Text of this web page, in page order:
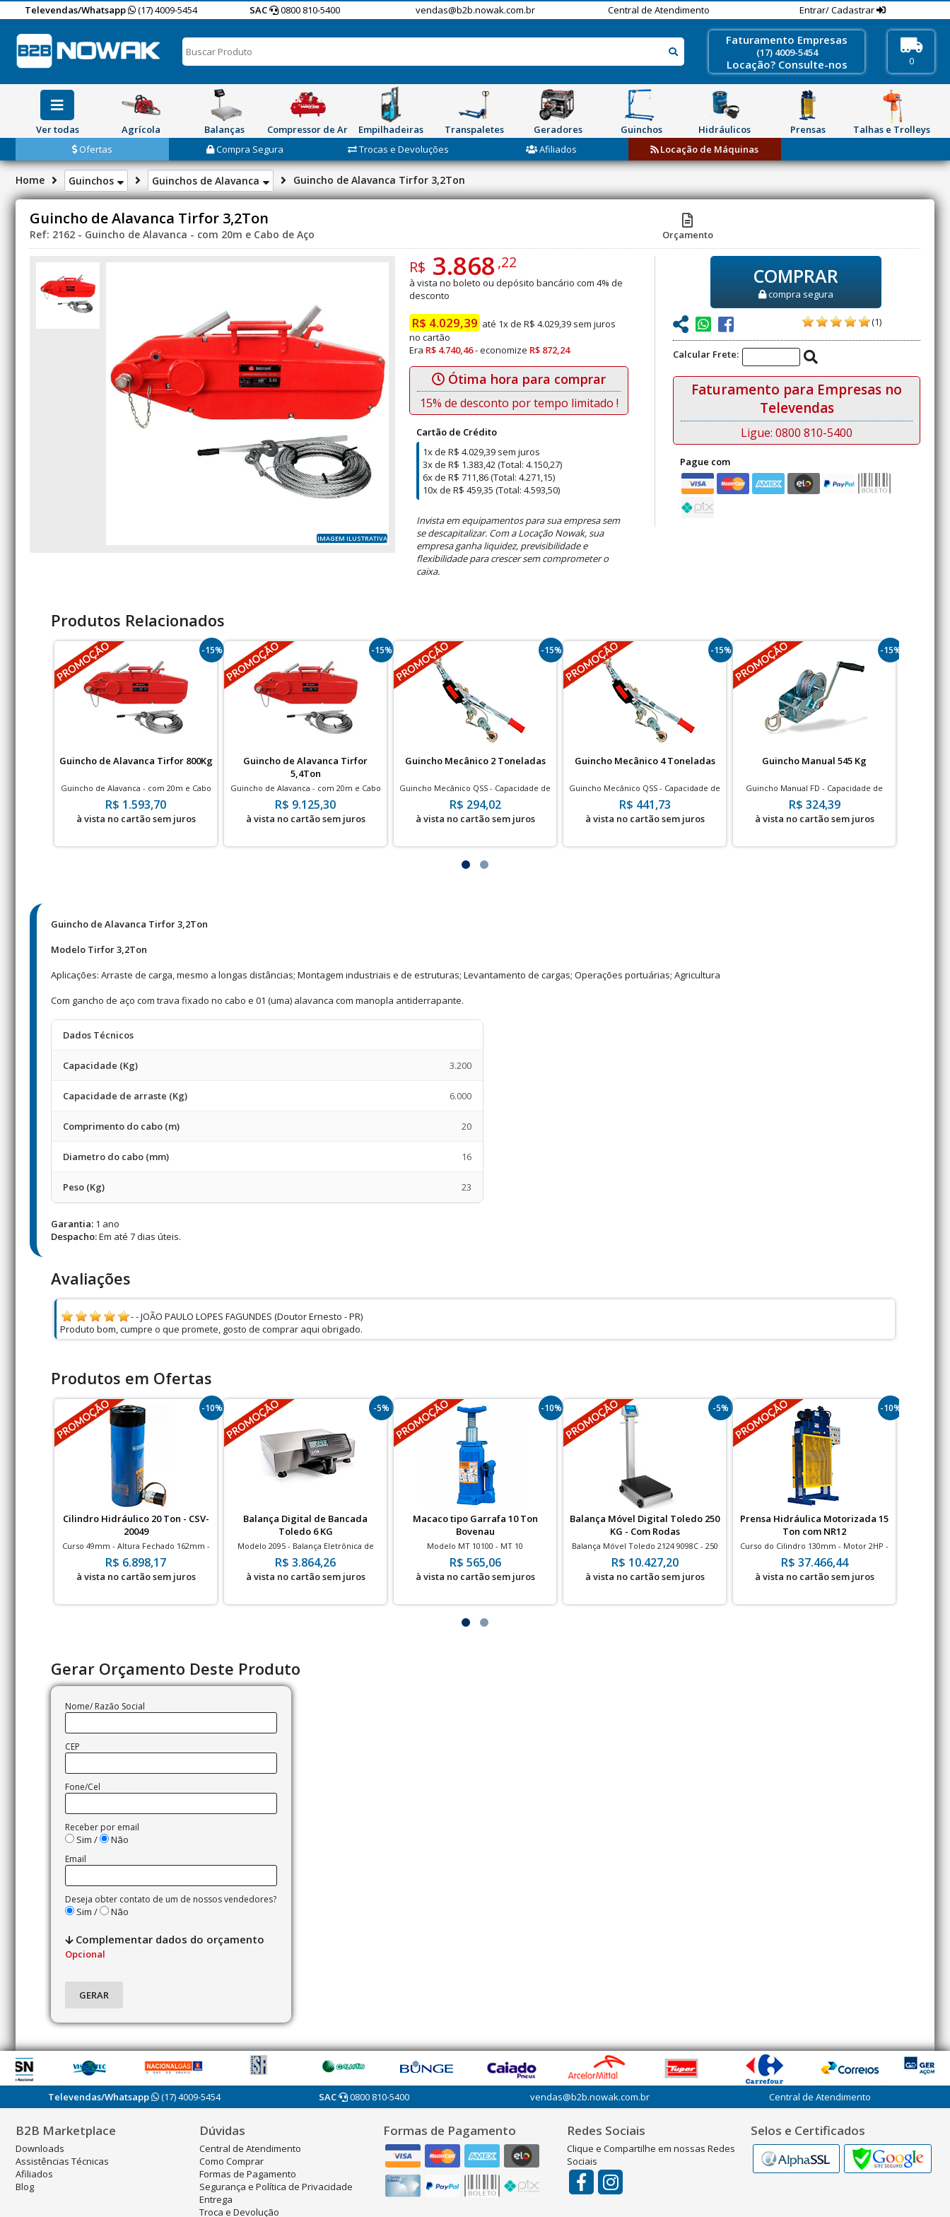
Televendas/Whatsapp (17) 4009-5454 SAC 0800 810-5400 vendas@b2b.nowak.com.br Central de Atendimento Entrar/ Cadastrar
Faturamento Empresas
(17) 4009-5454
Locação? Consulte-nos 0
Ver todas Agrícola Balanças Compressor de Ar Empilhadeiras Transpaletes Geradores Guinchos Hidráulicos Prensas
Talhas e Trolleys
Ofertas
Compra Segura Trocas e Devoluções Afiliados Locação de Máquinas
Home Guinchos Guinchos de Alavanca Guincho de Alavanca Tirfor 3,2Ton
Guincho de Alavanca Tirfor 3,2Ton
Ref: 2162 - Guincho de Alavanca - com 20m e Cabo de Aço Orçamento
IMAGEM ILUSTRATIVA
R$ 3.868,22
à vista no boleto ou depósito bancário com 4% de
desconto
R$ 4.029,39 até 1x de R$ 4.029,39 sem juros
no cartão
Era R$ 4.740,46- economize R$ 872,24
Ótima hora para comprar
15% de desconto por tempo limitado !
Cartão de Crédito
1x de R$ 4.029,39 sem juros
3x de R$ 1.383,42 (Total: 4.150,27)
6x de R$ 711,86 (Total: 4.271,15)
10x de R$ 459,35 (Total: 4.593,50)
Invista em equipamentos para sua empresa sem
se descapitalizar. Com a Locação Nowak, sua
empresa ganha liquidez, previsibilidade e
flexibilidade para crescer sem comprometer o
caixa.
COMPRAR
compra segura
(1)
Calcular Frete:
Faturamento para Empresas no
Televendas
Ligue: 0800 810-5400
Pague com
Produtos Relacionados
-15%
Guincho de Alavanca Tirfor 800Kg
Guincho de Alavanca - com 20m e Cabo
de Aço
R$ 1.593,70
à vista no cartão sem juros
-15%
Guincho de Alavanca Tirfor
5,4Ton
Guincho de Alavanca - com 20m e Cabo
de Aço
R$ 9.125,30
à vista no cartão sem juros
-15%
Guincho Mecânico 2 Toneladas
Guincho Mecânico QSS - Capacidade de
Içamento 9.8 kN
R$ 294,02
à vista no cartão sem juros
-15%
Guincho Mecânico 4 Toneladas
Guincho Mecânico QSS - Capacidade de
Içamento 19.6 kN
R$ 441,73
à vista no cartão sem juros
-15%
Guincho Manual 545 Kg
Guincho Manual FD - Capacidade de
Içamento 1200 lbs
R$ 324,39
à vista no cartão sem juros
Guincho de Alavanca Tirfor 3,2Ton
Modelo Tirfor 3,2Ton
Aplicações: Arraste de carga, mesmo a longas distâncias; Montagem industriais e de estruturas; Levantamento de cargas; Operações portuárias; Agricultura
Com gancho de aço com trava fixado no cabo e 01 (uma) alavanca com manopla antiderrapante.
Dados Técnicos
Capacidade (Kg) 3.200
Capacidade de arraste (Kg) 6.000
Comprimento do cabo (m) 20
Diametro do cabo (mm) 16
Peso (Kg) 23
Garantia: 1 ano
Despacho:Em até 7 dias úteis.
Avaliações
- - JOÃO PAULO LOPES FAGUNDES (Doutor Ernesto - PR)
Produto bom, cumpre o que promete, gosto de comprar aqui obrigado.
Produtos em Ofertas
-10%
Cilindro Hidráulico 20 Ton - CSV-
20049
Curso 49mm - Altura Fechado 162mm -
700bar
R$ 6.898,17
à vista no cartão sem juros
-5%
Balança Digital de Bancada
Toledo 6 KG
Modelo 2095 - Balança Eletrônica de
Bancada - 6kg com divisão de 1g
R$ 3.864,26
à vista no cartão sem juros
-10%
Macaco tipo Garrafa 10 Ton
Bovenau
Modelo MT 10100 - MT 10
R$ 565,06
à vista no cartão sem juros
-5%
Balança Móvel Digital Toledo 250
KG - Com Rodas
Balança Móvel Toledo 2124 9098C - 250
KG com divisão de 50g | Rodas
Embutidas
R$ 10.427,20
à vista no cartão sem juros
-10%
Prensa Hidráulica Motorizada 15
Ton com NR12
Curso do Cilindro 130mm - Motor 2HP -
com NR12
R$ 37.466,44
à vista no cartão sem juros
Gerar Orçamento Deste Produto
Nome/ Razão Social
CEP
Fone/Cel
Receber por email
Sim / Não
Email
Deseja obter contato de um de nossos vendedores?
Sim / Não
Complementar dados do orçamento
Opcional
Televendas/Whatsapp (17) 4009-5454 SAC 0800 810-5400 vendas@b2b.nowak.com.br Central de Atendimento
B2B Marketplace
Downloads
Assistências Técnicas
Afiliados
Blog
Dúvidas
Central de Atendimento
Como Comprar
Formas de Pagamento
Segurança e Política de Privacidade
Entrega
Troca e Devolução
Formas de Pagamento Redes Sociais
Clique e Compartilhe em nossas Redes
Sociais
Selos e Certificados